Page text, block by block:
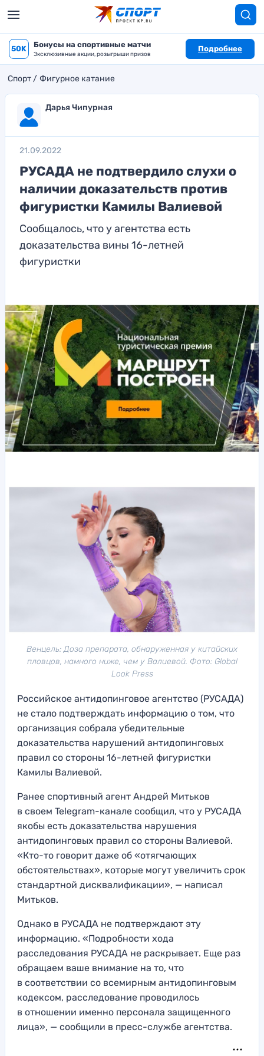
50K Бонусы на спортивные матчи
Эксклюзивные акции, розыгрыши призов
Подробнее
Спорт Фигурное катание
Дарья Чипурная
21.09.2022
РУСАДА не подтвердило слухи о
наличии доказательств против
фигуристки Камилы Валиевой
Сообщалось, что у агентства есть
доказательства вины 16-летней
фигуристки
Венцель: Доза препарата, обнаруженная у китайских
пловцов, намного ниже, чем у Валиевой. Фото: Global
Look Press
Российское антидопинговое агентство (РУСАДА)
не стало подтверждать информацию о том, что
организация собрала убедительные
доказательства нарушений антидопинговых
правил со стороны 16-летней фигуристки
Камилы Валиевой.
Ранее спортивный агент Андрей Митьков
в своем Telegram-канале сообщил, что у РУСАДА
якобы есть доказательства нарушения
антидопинговых правил со стороны Валиевой.
«Кто-то говорит даже об «отягчающих
обстоятельствах», которые могут увеличить срок
стандартной дисквалификации», — написал
Митьков.
Однако в РУСАДА не подтверждают эту
информацию. «Подробности хода
расследования РУСАДА не раскрывает. Еще раз
обращаем ваше внимание на то, что
в соответствии со всемирным антидопинговым
кодексом, расследование проводилось
в отношении именно персонала защищенного
лица», — сообщили в пресс-службе агентства.